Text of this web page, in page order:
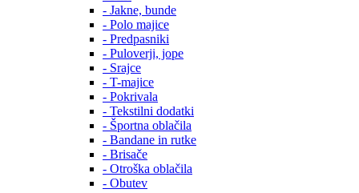
- Jakne, bunde
- Polo majice
- Predpasniki
- Puloverji, jope
- Srajce
- T-majice
- Pokrivala
- Tekstilni dodatki
- Športna oblačila
- Bandane in rutke
- Brisače
- Otroška oblačila
- Obutev